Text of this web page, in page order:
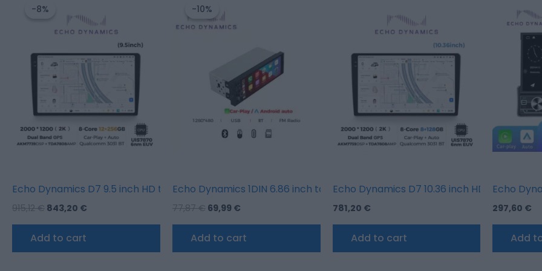
-8%
-8%
Echo Dynamics D7 9.5 inch HD touch screen Android multimedia player Universal 12/256G
915,12€
was:
915,12 €.
843,20 €
843,20 €.
Add to cart
-10%
-10%
Echo Dynamics 1DIN 6.86 inch touch screen Linux multimedia player with
77,87€
was:
77,87 €.
69,99 €
Add to cart
Echo Dynamics D7 10.36 inch HD touch
781,20 €
Add to cart
297,60 €
Add